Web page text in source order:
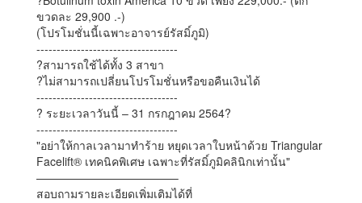
ขวดละ 29,900 .-)
(โปรโมชั่นนี้เฉพาะอาจารย์รัสมิ์ภูมิ)
-----------------------------------
?สามารถใช้ได้ทั้ง 3 สาขา
?ไม่สามารถเปลี่ยนโปรโมชั่นหรือขอคืนเงินได้
-----------------------------------
? ระยะเวลาวันนี้ – 31 กรกฎาคม 2564?
-----------------------------------
"อย่าให้กาลเวลามาทำร้าย หยุดเวลาใบหน้าด้วย Triangular
Facelift® เทคนิคพิเศษ เฉพาะที่รัสมิ์ภูมิคลินิกเท่านั้น"
————————————–
สอบถามรายละเอียดเพิ่มเติมได้ที่